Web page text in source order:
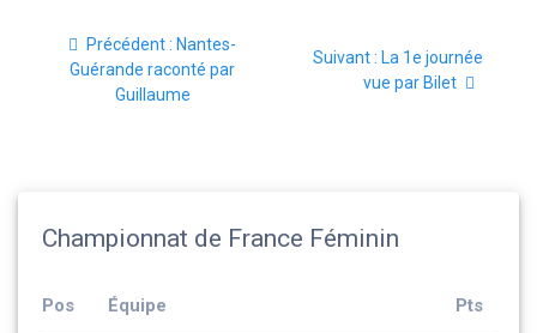
Précédent : Article
précédent
:
Nantes-
Guérande raconté par
Guillaume
Suivant : Article
suivant
La 1e journée
vue par Bilet
Championnat de France Féminin
Pos Équipe Pts